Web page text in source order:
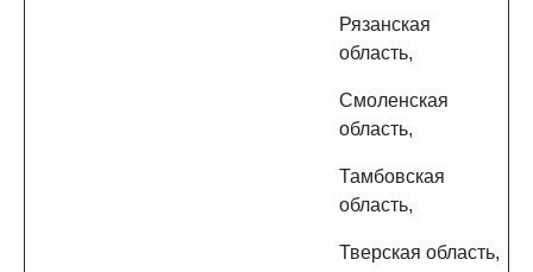
Рязанская
область,
Смоленская
область,
Тамбовская
область,
Тверская область,